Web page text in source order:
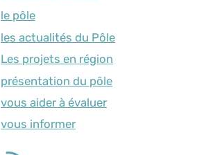
le pôle
les actualités du Pôle
Les projets en région
présentation du pôle
vous aider à évaluer
vous informer